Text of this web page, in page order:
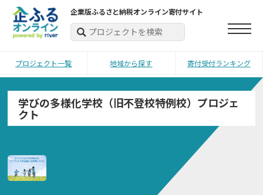
企業版ふるさと納税オンライン寄付サイト
プロジェクト一覧 地域から探す 寄付受付ランキング
学びの多様化学校（旧不登校特例校）プロジェ
クト